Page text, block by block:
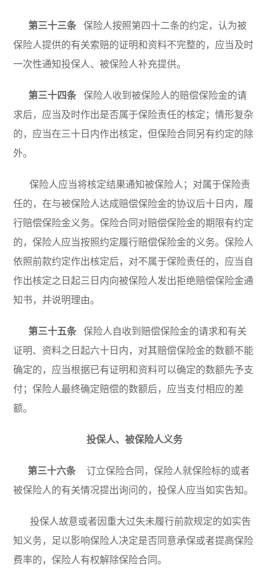
第三十三条
保险人按照第四十二条的约定，认为被
保险人提供的有关索赔的证明和资料不完整的，应当及时
一次性通知投保人、被保险人补充提供。
第三十四条
保险人收到被保险人的赔偿保险金的请
求后，应当及时作出是否属于保险责任的核定；情形复杂
的，应当在三十日内作出核定，但保险合同另有约定的除
外。
保险人应当将核定结果通知被保险人；对属于保险责
任的，在与被保险人达成赔偿保险金的协议后十日内，履
行赔偿保险金义务。保险合同对赔偿保险金的期限有约定
的，保险人应当按照约定履行赔偿保险金的义务。保险人
依照前款约定作出核定后，对不属于保险责任的，应当自
作出核定之日起三日内向被保险人发出拒绝赔偿保险金通
知书，并说明理由。
第三十五条
保险人自收到赔偿保险金的请求和有关
证明、资料之日起六十日内，对其赔偿保险金的数额不能
确定的，应当根据已有证明和资料可以确定的数额先予支
付；保险人最终确定赔偿的数额后，应当支付相应的差
额。
投保人、被保险人义务
第三十六条
订立保险合同，保险人就保险标的或者
被保险人的有关情况提出询问的，投保人应当如实告知。
投保人故意或者因重大过失未履行前款规定的如实告
知义务，足以影响保险人决定是否同意承保或者提高保险
费率的，保险人有权解除保险合同。